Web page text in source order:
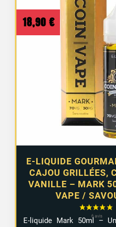
E-LIQUIDE
CAJOU GRILLÉES,
VANILLE – MARK
VAPE /
18,90 €
E-liquide Mark 50ml –